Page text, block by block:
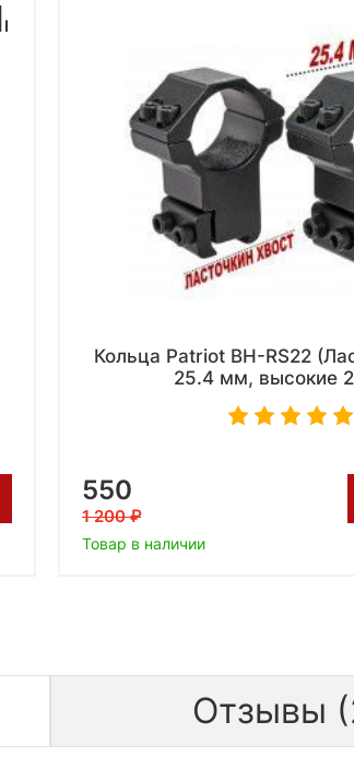
Кольца Patriot BH-RS22
25.4 мм, высокие
550
1 200
Товар в наличии
Отзывы